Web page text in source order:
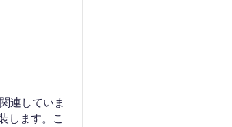
連していま
します。こ